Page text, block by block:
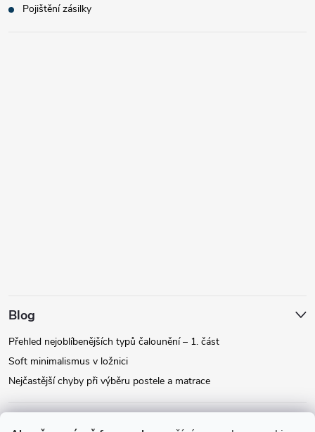
Pojištění zásilky
Blog
Přehled nejoblíbenějších typů čalounění – 1. část
Soft minimalismus v ložnici
Nejčastější chyby při výběru postele a matrace